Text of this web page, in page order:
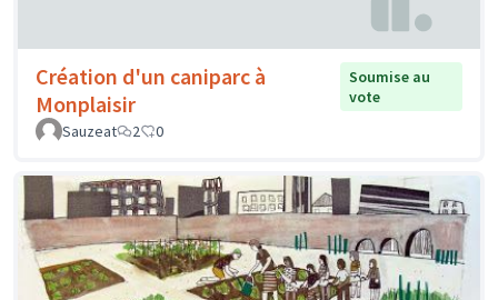
Création d'un caniparc à
Monplaisir
Soumise au
vote
Sauzeat
2 0